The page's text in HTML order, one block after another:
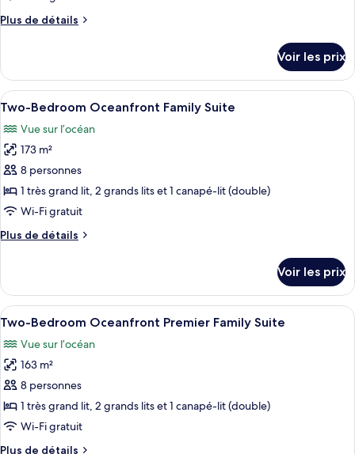
chambre :
Oceanfront
Family
Plus de détails
Plus
le
type
de
Two-
Bedroom
Family
Room
Voir les prix
Afficher
toutes
les
photos
pour
ce
type
chambre :
Oceanfront
Family
Une chambre d’hôtel avec un
13
Two-Bedroom Oceanfront Family Suite
Vue sur l’océan
173 m²
8 personnes
1 très grand lit, 2 grands lits et 1 canapé-lit (double)
Wi-Fi gratuit
Plus de détails
Plus
le
type
de
Two-
Bedroom
Family
Suite
Voir les prix
Afficher
toutes
les
photos
pour
ce
type
Une chambre d’hôtel avec un lit, un
15
Two-Bedroom Oceanfront Premier Family Suite
Vue sur l’océan
163 m²
8 personnes
1 très grand lit, 2 grands lits et 1 canapé-lit (double)
Wi-Fi gratuit
Plus de détails
Plus